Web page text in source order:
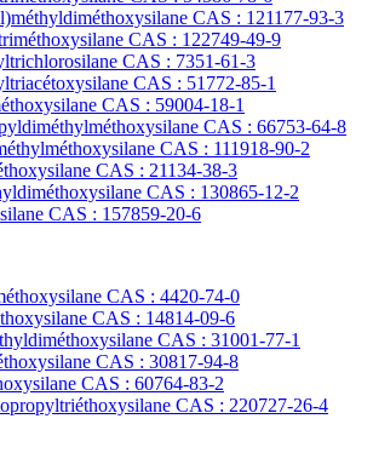
CAS : 121177-93-3
CAS : 122749-49-9
CAS : 7351-61-3
CAS : 51772-85-1
CAS : 59004-18-1
CAS : 66753-64-8
CAS : 111918-90-2
CAS : 21134-38-3
CAS : 130865-12-2
CAS : 157859-20-6
CAS : 4420-74-0
CAS : 14814-09-6
CAS : 31001-77-1
CAS : 30817-94-8
CAS : 60764-83-2
CAS : 220727-26-4